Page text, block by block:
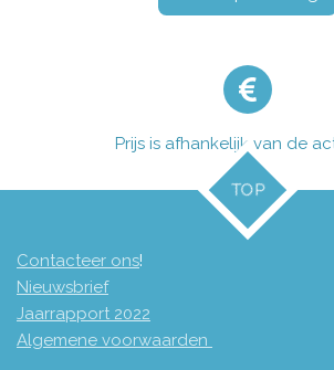
Prijs is afhankelijk van de
TOP
Contacteer ons!
Nieuwsbrief
Jaarrapport 2022
Algemene voorwaarden